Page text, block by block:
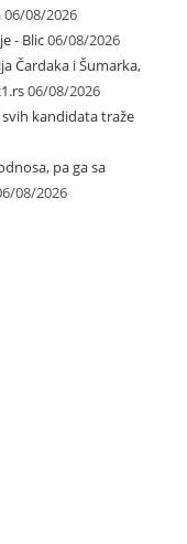
06/08/2026
- Blic06/08/2026
Čardaka i Šumarka,
06/08/2026
kandidata traže
pa ga sa
08/2026